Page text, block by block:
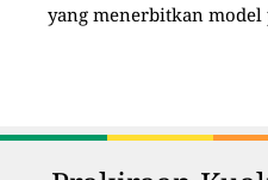
yang menerbitkan